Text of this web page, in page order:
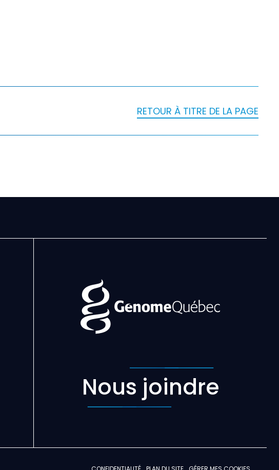
RETOUR À TITRE DE LA PAGE
Nous joindre